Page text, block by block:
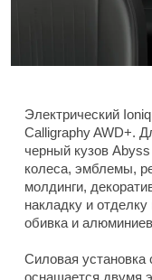
Электрический
Calligraphy AWD+.
черный кузов
колеса, эмблемы,
молдинги,
накладку и
обивка и
Силовая установка
оснащается двумя